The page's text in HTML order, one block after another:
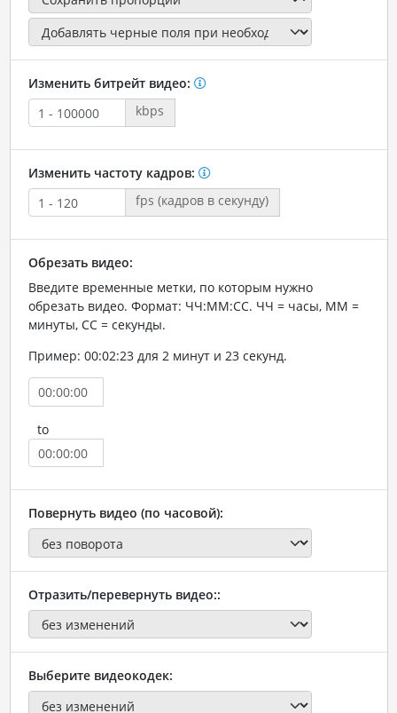
Изменить битрейт видео:
kbps
Изменить частоту кадров:
fps (кадров в секунду)
Обрезать видео:
Введите временные метки, по которым нужно
обрезать видео. Формат: ЧЧ:ММ:СС. ЧЧ = часы, ММ =
минуты, СС = секунды.
Пример: 00:02:23 для 2 минут и 23 секунд.
to
Повернуть видео (по часовой):
Отразить/перевернуть видео::
Выберите видеокодек: